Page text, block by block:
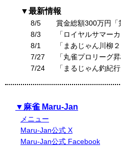
▼最新情報
8/5
賞金総額300万円「
8/3
「ロイヤルサマー
8/1
「まあじゃん川柳
7/27
「丸雀プロリーグ
7/24
「まるじゃん釣紀
▼麻雀 Maru-Jan
メニュー
Maru-Jan公式 X
Maru-Jan公式 Facebook